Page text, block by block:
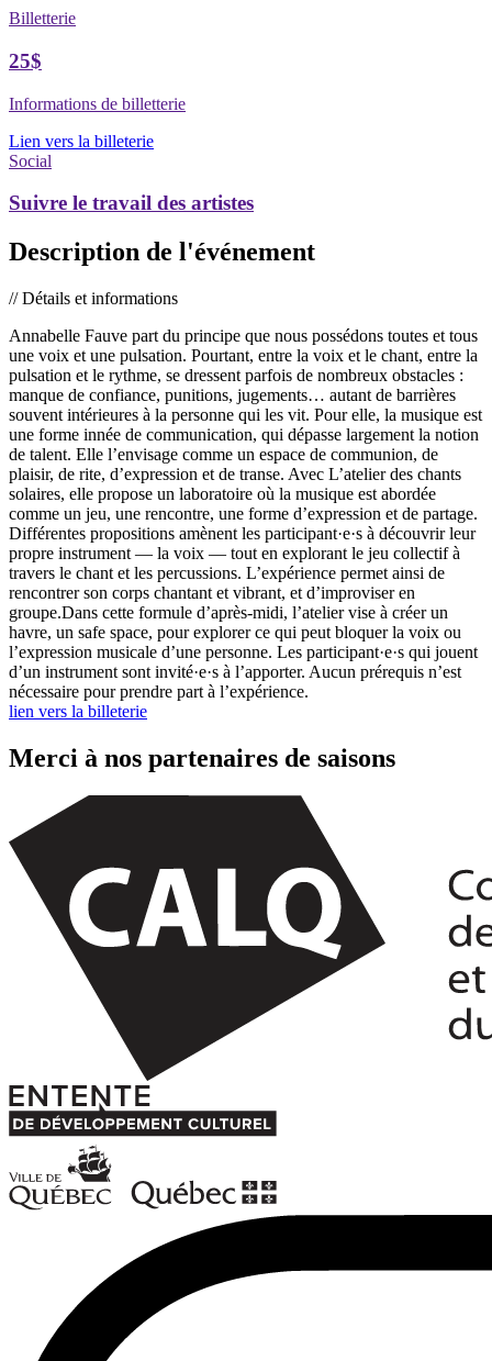
Billetterie
25$
Informations de billetterie
Lien vers la billeterie
Social
Suivre le travail des artistes
Description de l'événement
// Détails et informations
Annabelle Fauve part du principe que nous possédons toutes et tous
une voix et une pulsation. Pourtant, entre la voix et le chant, entre la
pulsation et le rythme, se dressent parfois de nombreux obstacles :
manque de confiance, punitions, jugements… autant de barrières
souvent intérieures à la personne qui les vit. Pour elle, la musique est
une forme innée de communication, qui dépasse largement la notion
de talent. Elle l’envisage comme un espace de communion, de
plaisir, de rite, d’expression et de transe. Avec L’atelier des chants
solaires, elle propose un laboratoire où la musique est abordée
comme un jeu, une rencontre, une forme d’expression et de partage.
Différentes propositions amènent les participant·e·s à découvrir leur
propre instrument — la voix — tout en explorant le jeu collectif à
travers le chant et les percussions. L’expérience permet ainsi de
rencontrer son corps chantant et vibrant, et d’improviser en
groupe.Dans cette formule d’après-midi, l’atelier vise à créer un
havre, un safe space, pour explorer ce qui peut bloquer la voix ou
l’expression musicale d’une personne. Les participant·e·s qui jouent
d’un instrument sont invité·e·s à l’apporter. Aucun prérequis n’est
nécessaire pour prendre part à l’expérience.
lien vers la billeterie
Merci à nos partenaires de saisons